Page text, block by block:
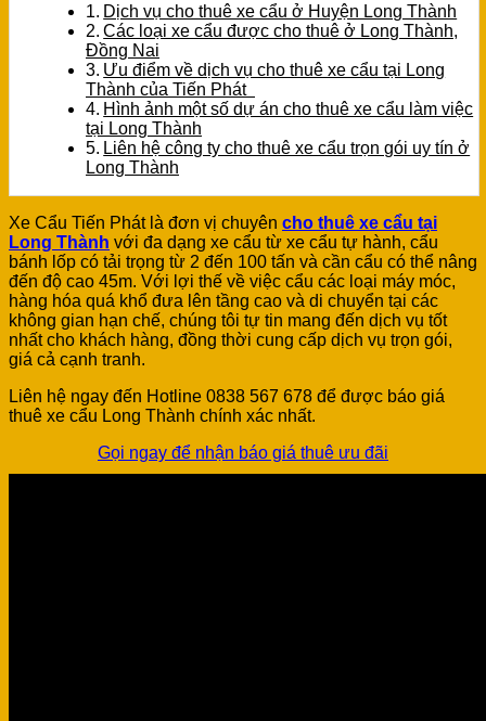
Dịch vụ cho thuê xe cẩu ở Huyện Long Thành
Các loại xe cẩu được cho thuê ở Long Thành,
Đồng Nai
Ưu điểm về dịch vụ cho thuê xe cẩu tại Long
Thành của Tiến Phát
Hình ảnh một số dự án cho thuê xe cẩu làm việc
tại Long Thành
Liên hệ công ty cho thuê xe cẩu trọn gói uy tín ở
Long Thành
Xe Cẩu Tiến Phát là đơn vị chuyên cho thuê xe cẩu tại
Long Thành với đa dạng xe cẩu từ xe cẩu tự hành, cẩu
bánh lốp có tải trọng từ 2 đến 100 tấn và cần cẩu có thể nâng
đến độ cao 45m. Với lợi thế về việc cẩu các loại máy móc,
hàng hóa quá khổ đưa lên tầng cao và di chuyển tại các
không gian hạn chế, chúng tôi tự tin mang đến dịch vụ tốt
nhất cho khách hàng, đồng thời cung cấp dịch vụ trọn gói,
giá cả cạnh tranh.
Liên hệ ngay đến Hotline 0838 567 678 để được báo giá
thuê xe cẩu Long Thành chính xác nhất.
Gọi ngay để nhận báo giá thuê ưu đãi